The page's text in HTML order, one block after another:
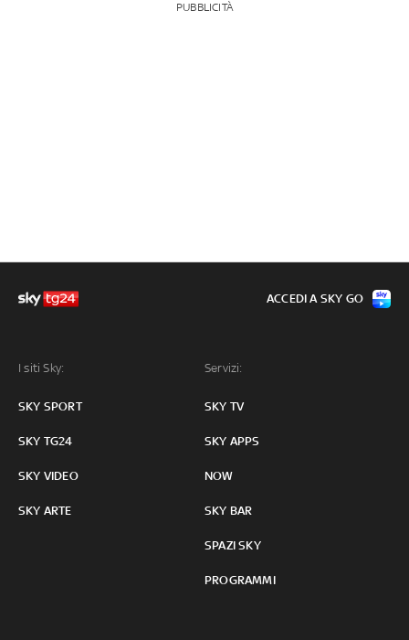
PUBBLICITÀ
I siti Sky:
SKY SPORT
SKY TG24
SKY VIDEO
SKY ARTE
Servizi:
SKY TV
SKY APPS
NOW
SKY BAR
SPAZI SKY
PROGRAMMI
ACCEDI A SKY GO